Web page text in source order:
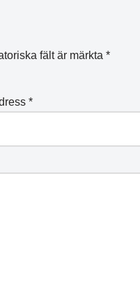
fält är märkta *
*